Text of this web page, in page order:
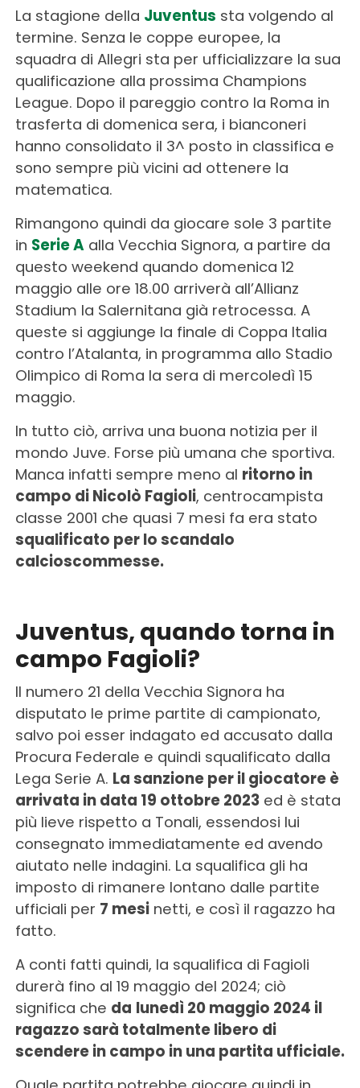
La stagione della Juventus sta volgendo al
termine. Senza le coppe europee, la
squadra di Allegri sta per ufficializzare la sua
qualificazione alla prossima Champions
League. Dopo il pareggio contro la Roma in
trasferta di domenica sera, i bianconeri
hanno consolidato il 3^ posto in classifica e
sono sempre più vicini ad ottenere la
matematica.
Rimangono quindi da giocare sole 3 partite
in Serie Aalla Vecchia Signora, a partire da
questo weekend quando domenica 12
maggio alle ore 18.00 arriverà all’Allianz
Stadium la Salernitana già retrocessa. A
queste si aggiunge la finale di Coppa Italia
contro l’Atalanta, in programma allo Stadio
Olimpico di Roma la sera di mercoledì 15
maggio.
In tutto ciò, arriva una buona notizia per il
mondo Juve. Forse più umana che sportiva.
Manca infatti sempre meno al ritorno in
campo di Nicolò Fagioli, centrocampista
classe 2001 che quasi 7 mesi fa era stato
squalificato per lo scandalo
calcioscommesse.
Juventus, quando torna in
campo Fagioli?
Il numero 21 della Vecchia Signora ha
disputato le prime partite di campionato,
salvo poi esser indagato ed accusato dalla
Procura Federale e quindi squalificato dalla
Lega Serie A. La sanzione per il giocatore è
arrivata in data 19 ottobre 2023ed è stata
più lieve rispetto a Tonali, essendosi lui
consegnato immediatamente ed avendo
aiutato nelle indagini. La squalifica gli ha
imposto di rimanere lontano dalle partite
ufficiali per 7 mesinetti, e così il ragazzo ha
fatto.
A conti fatti quindi, la squalifica di Fagioli
durerà fino al 19 maggio del 2024; ciò
significa che da lunedì 20 maggio 2024 il
ragazzo sarà totalmente libero di
scendere in campo in una partita ufficiale.